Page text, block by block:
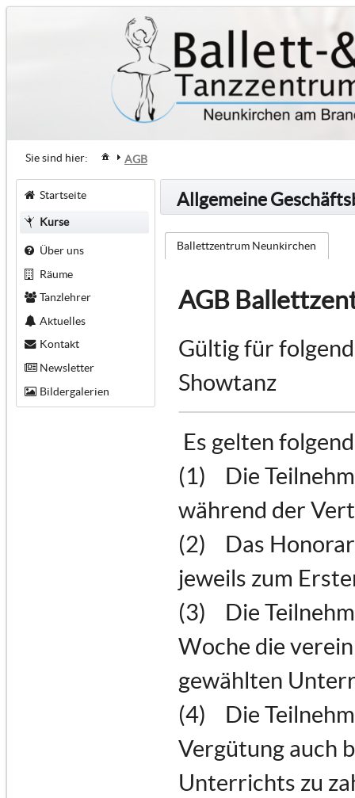
Sie sind hier: AGB
Startseite
Kurse
Über uns
Räume
Tanzlehrer
Aktuelles
Kontakt
Newsletter
Bildergalerien
Allgemeine
Ballettzentrum Neunkirchen
AGB
Gültig für
Showtanz
Es gelten
(1) Die
während der
(2) Das Honorar
jeweils zum
(3) Die
Woche die
gewählten
(4) Die
Vergütung auch
Unterrichts zu